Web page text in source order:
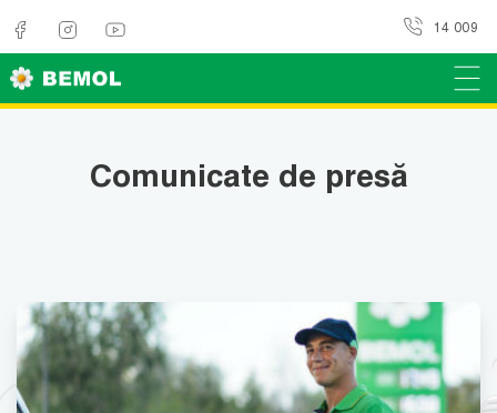
14 009
Comunicate de presă